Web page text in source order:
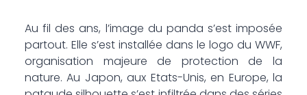
Au fil des ans, l’image du panda s’est imposée
partout. Elle s’est installée dans le logo du WWF,
organisation majeure de protection de la
nature. Au Japon, aux Etats-Unis, en Europe, la